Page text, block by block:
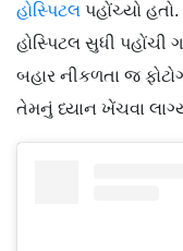
હોસ્પિટલ પહોંચ્યો હતો.
હોસ્પિટલ સુધી પહોંચી
બહાર નીકળતા જ
તેમનું ધ્યાન ખેંચવા